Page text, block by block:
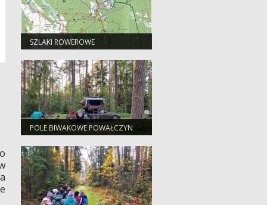
SZLAKI ROWEROWE
POLE BIWAKOWE POWAŁCZYN